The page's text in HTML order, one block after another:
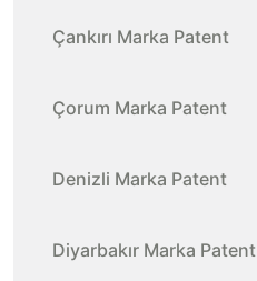
Çankırı Marka Patent
Çorum Marka Patent
Denizli Marka Patent
Diyarbakır Marka Patent